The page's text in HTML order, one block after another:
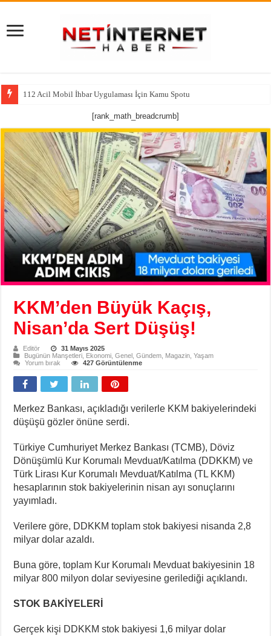
112 Acil Mobil İhbar Uygulaması İçin Kamu Spotu
[rank_math_breadcrumb]
KKM’den Büyük Kaçış,
Nisan’da Sert Düşüş!
Editör
31 Mayıs 2025
Bugünün Manşetleri Ekonomi ,Genel ,Gündem Magazin ,Yaşam
Yorum bırak
427 Görüntülenme
Merkez Bankası, açıkladığı verilerle KKM bakiyelerindeki
düşüşü gözler önüne serdi.
Türkiye Cumhuriyet Merkez Bankası (TCMB), Döviz
Dönüşümlü Kur Korumalı Mevduat/Katılma (DDKKM) ve
Türk Lirası Kur Korumalı Mevduat/Katılma (TL KKM)
hesaplarının stok bakiyelerinin nisan ayı sonuçlarını
yayımladı.
Verilere göre, DDKKM toplam stok bakiyesi nisanda 2,8
milyar dolar azaldı.
Buna göre, toplam Kur Korumalı Mevduat bakiyesinin 18
milyar 800 milyon dolar seviyesine gerilediği açıklandı.
STOK BAKİYELERİ
Gerçek kişi DDKKM stok bakiyesi 1,6 milyar dolar